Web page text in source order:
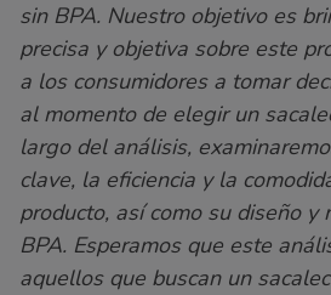
sin BPA. Nuestro objetivo es
precisa y objetiva sobre este
a los consumidores a tomar
al momento de elegir un
largo del análisis,
clave, la eficiencia y la
producto, así como su diseño y
BPA. Esperamos que este
aquellos que buscan un